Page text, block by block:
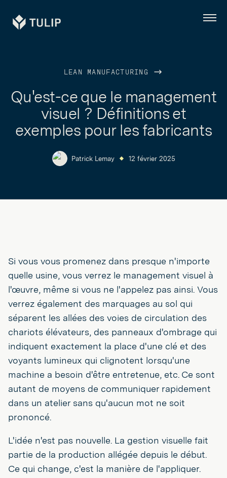
Tulip Menu
LEAN MANUFACTURING
Qu'est-ce que le management
visuel ? Définitions et
exemples pour les fabricants
Patrick Lemay 12 février 2025
Si vous vous promenez dans presque n'importe
quelle usine, vous verrez le management visuel à
l'œuvre, même si vous ne l'appelez pas ainsi. Vous
verrez également des marquages au sol qui
séparent les allées des voies de circulation des
chariots élévateurs, des panneaux d'ombrage qui
indiquent exactement la place d'une clé et des
voyants lumineux qui clignotent lorsqu'une
machine a besoin d'être entretenue, etc. Ce sont
autant de moyens de communiquer rapidement
dans un atelier sans qu'aucun mot ne soit
prononcé.
L'idée n'est pas nouvelle. La gestion visuelle fait
partie de la production allégée depuis le début.
Ce qui change, c'est la manière de l'appliquer.